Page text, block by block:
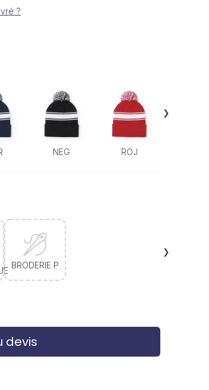
?
NEG ROJ
❯
BRODERIE P
❯
devis